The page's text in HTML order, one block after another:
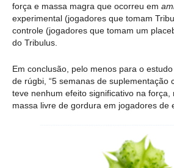
força e massa magra que ocorreu em
experimental (jogadores que tomam
controle (jogadores que tomam um
do Tribulus.
Em conclusão, pelo menos para o
de rúgbi, “5 semanas de suplementação
teve nenhum efeito significativo na força,
massa livre de gordura em jogadores de